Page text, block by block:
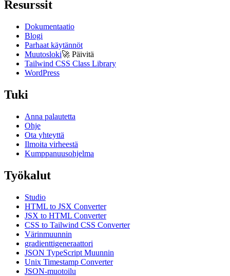
Resurssit
Dokumentaatio
Blogi
Parhaat käytännöt
Muutosloki🚀 Päivitä
Tailwind CSS Class Library
WordPress
Tuki
Anna palautetta
Ohje
Ota yhteyttä
Ilmoita virheestä
Kumppanuusohjelma
Työkalut
Studio
HTML to JSX Converter
JSX to HTML Converter
CSS to Tailwind CSS Converter
Värinmuunnin
gradienttigeneraattori
JSON TypeScript Muunnin
Unix Timestamp Converter
JSON-muotoilu